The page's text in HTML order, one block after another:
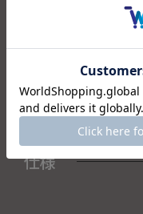
・フェイスタオル×2
仕様